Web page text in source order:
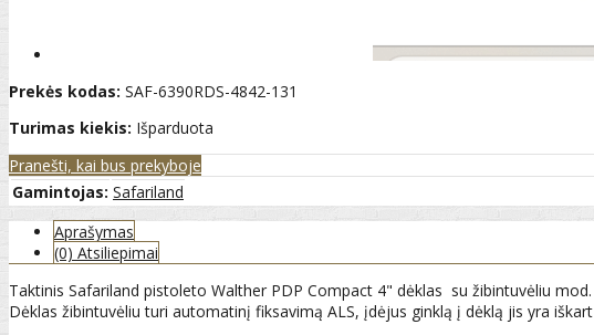
Prekės kodas: SAF-6390RDS-4842-131
Turimas kiekis: Išparduota
Pranešti, kai bus prekyboje
Gamintojas: Safariland
Aprašymas
(0) Atsiliepimai
Taktinis Safariland pistoleto Walther PDP Compact 4" dėklas su žibintuvėliu mod.
Dėklas žibintuvėliu turi automatinį fiksavimą ALS, įdėjus ginklą į dėklą jis yra